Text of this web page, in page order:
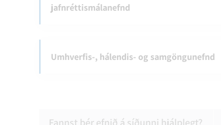
jafnréttismálanefnd
Umhverfis-, hálendis- og samgöngunefnd